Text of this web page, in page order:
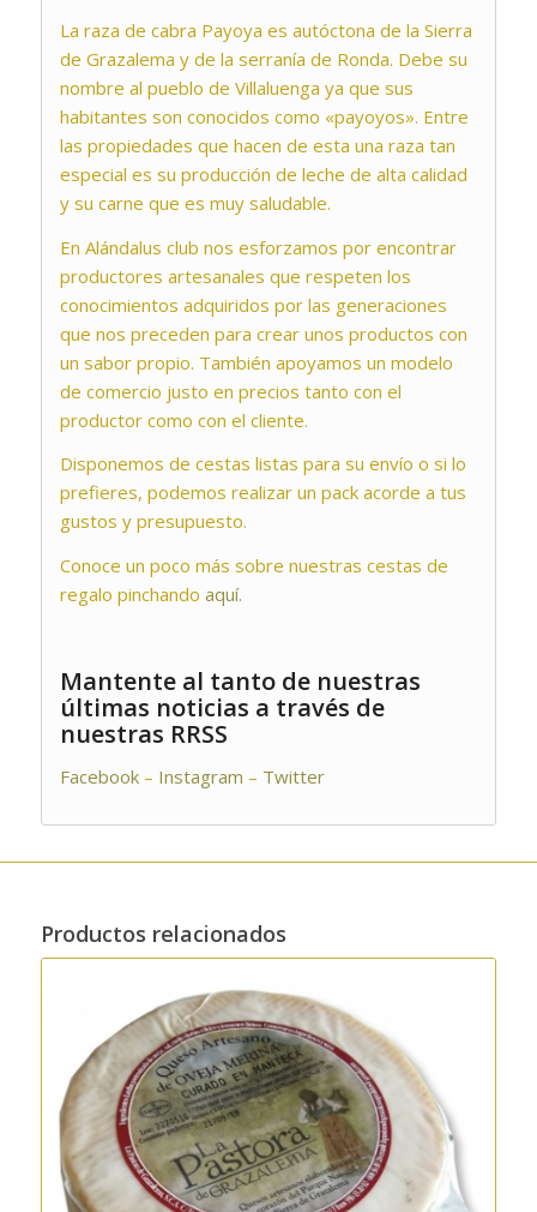
La raza de cabra Payoya es autóctona de la Sierra
de Grazalema y de la serranía de Ronda. Debe su
nombre al pueblo de Villaluenga ya que sus
habitantes son conocidos como «payoyos». Entre
las propiedades que hacen de esta una raza tan
especial es su producción de leche de alta calidad
y su carne que es muy saludable.
En Alándalus club nos esforzamos por encontrar
productores artesanales que respeten los
conocimientos adquiridos por las generaciones
que nos preceden para crear unos productos con
un sabor propio. También apoyamos un modelo
de comercio justo en precios tanto con el
productor como con el cliente.
Disponemos de cestas listas para su envío o si lo
prefieres, podemos realizar un pack acorde a tus
gustos y presupuesto.
Conoce un poco más sobre nuestras cestas de
regalo pinchando aquí.
Mantente al tanto de nuestras
últimas noticias a través de
nuestras RRSS
Facebook– Instagram – Twitter
Productos relacionados